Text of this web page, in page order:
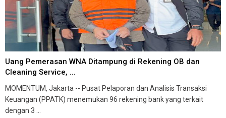
Uang Pemerasan WNA Ditampung di Rekening OB dan
Cleaning Service, ...
MOMENTUM, Jakarta -- Pusat Pelaporan dan Analisis Transaksi
Keuangan (PPATK) menemukan 96 rekening bank yang terkait
dengan 3 ...